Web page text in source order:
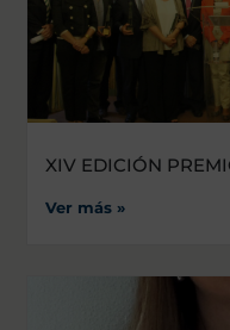
XIV EDICIÓN
Ver más »